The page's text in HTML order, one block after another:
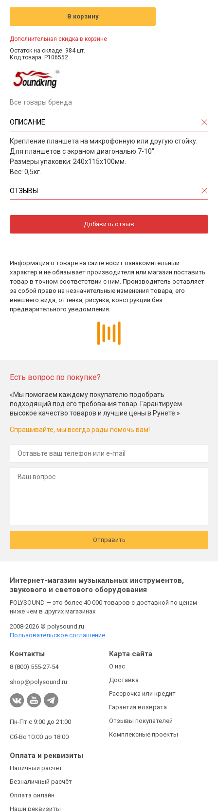
В корзину
Дополнительная скидка в корзине
Остаток на складе: 984 шт.
Код товара: P106552
Все товары бренда
ОПИСАНИЕ
Крепление планшета на микрофонную или другую стойку.
Для планшетов с экраном диагональю 7-10".
Размеры упаковки: 240х115х100мм.
Вес: 0,5кг.
ОТЗЫВЫ
Добавить отзыв
Информация о товаре на сайте носит ознакомительный
характер и не обязывает производителя или магазин поставить
товар в точном соответствии с ним. Производитель оставляет
за собой право на незначительные изменения товара, его
внешнего вида, оттенка, рисунка, конструкции без
предварительного уведомления.
Есть вопрос по покупке?
«Мы помогаем каждому покупателю подобрать
подходящий под его требования товар. Гарантируем
высокое качество товаров и лучшие цены в Рунете.»
Спрашивайте, мы всегда рады помочь вам!
Отправить
Интернет-магазин музыкальных инструментов,
звукового и светового оборудования
POLYSOUND — это более 40 000 товаров с доставкой по ценам
ниже чем в других магазинах
2008-2026 © polysound.ru
Пользовательское соглашение
Контакты
8 (800) 555-27-54
shop@polysound.ru
Пн-Пт с 9:00 до 21:00
Сб-Вс 10:00 до 18:00
Карта сайта
О нас
Доставка
Рассрочка или кредит
Гарантия возврата
Отзывы покупателей
Комплексные проекты
Оплата и реквизиты
Наличный расчёт
Безналичный расчёт
Оплата онлайн
Наши реквизиты